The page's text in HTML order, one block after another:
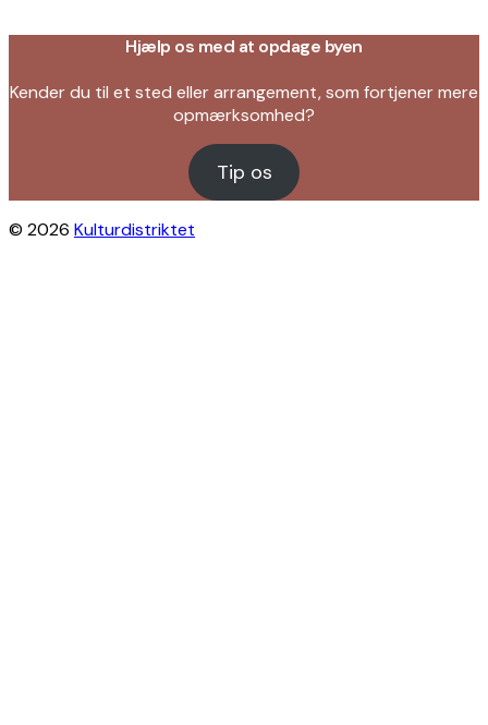
Hjælp os med at opdage byen
Kender du til et sted eller arrangement, som fortjener mere
opmærksomhed?
Tip os
© 2026 Kulturdistriktet